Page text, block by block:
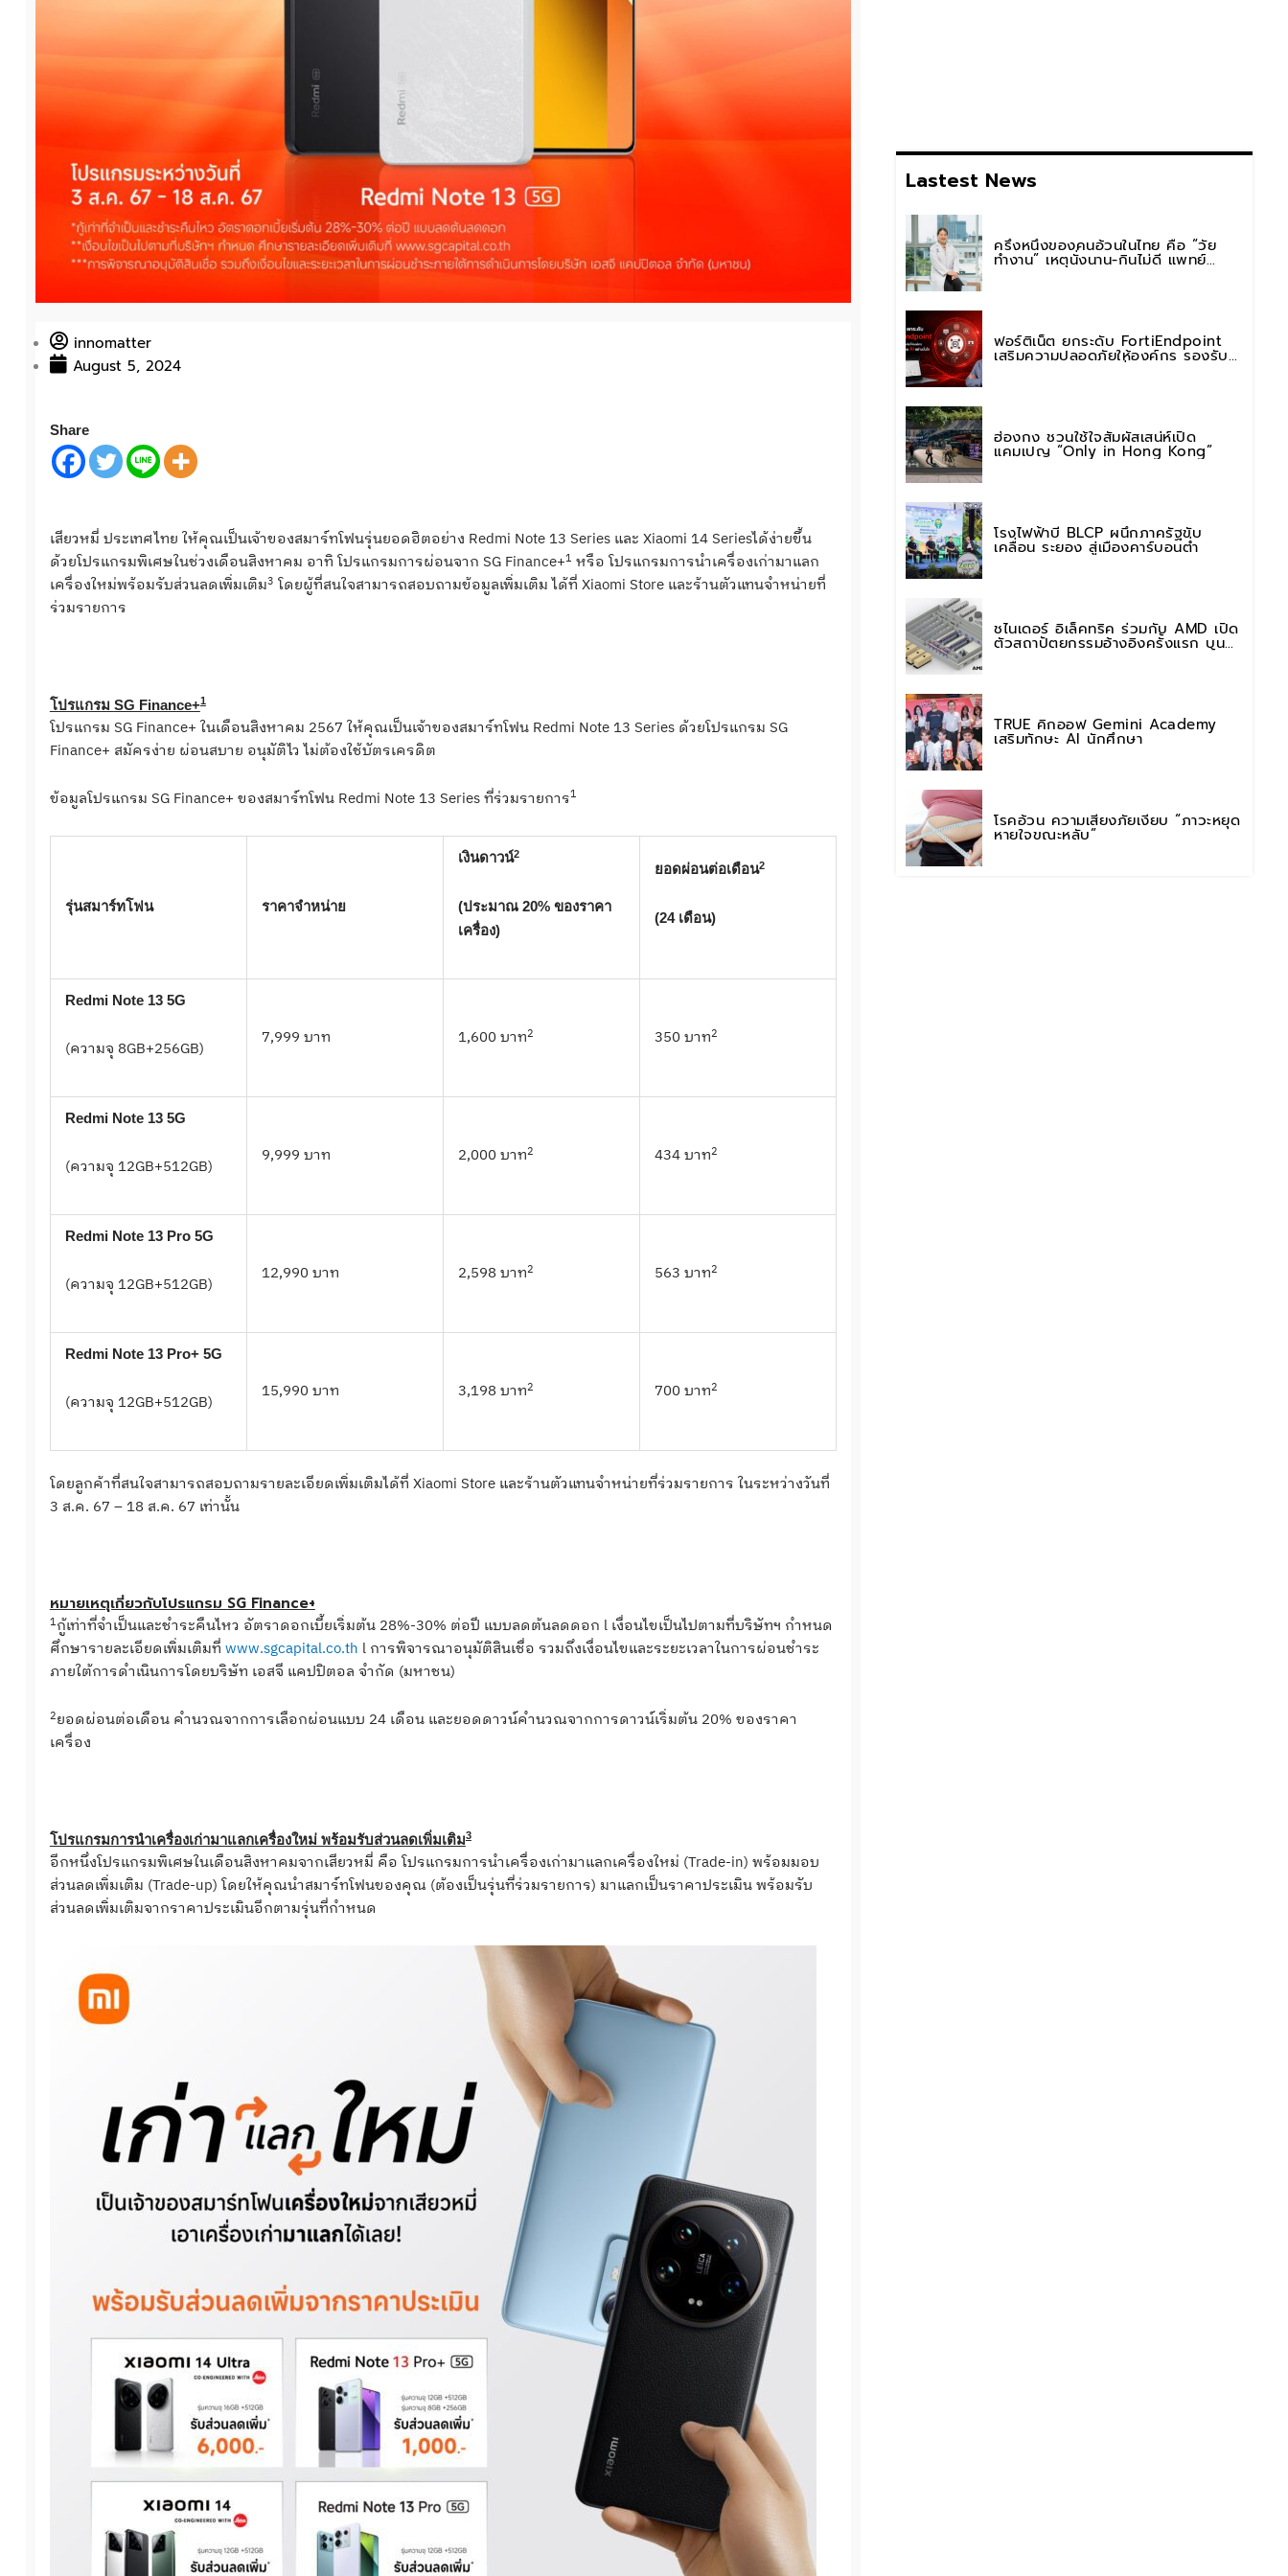
innomatter
August 5, 2024
Share
เสียวหมี่ ประเทศไทย ให้คุณเป็นเจ้าของสมาร์ทโฟนรุ่นยอดฮิตอย่าง Redmi Note 13 Series และ Xiaomi 14 Seriesได้ง่ายขึ้น
ด้วยโปรแกรมพิเศษในช่วงเดือนสิงหาคม อาทิ โปรแกรมการผ่อนจาก SG Finance+1 หรือ โปรแกรมการนำเครื่องเก่ามาแลก
เครื่องใหม่พร้อมรับส่วนลดเพิ่มเติม3 โดยผู้ที่สนใจสามารถสอบถามข้อมูลเพิ่มเติม ได้ที่ Xiaomi Store และร้านตัวแทนจำหน่ายที่
ร่วมรายการ
โปรแกรม SG Finance+1
โปรแกรม SG Finance+ ในเดือนสิงหาคม 2567 ให้คุณเป็นเจ้าของสมาร์ทโฟน Redmi Note 13 Series ด้วยโปรแกรม SG
Finance+ สมัครง่าย ผ่อนสบาย อนุมัติไว ไม่ต้องใช้บัตรเครดิต
ข้อมูลโปรแกรม SG Finance+ ของสมาร์ทโฟน Redmi Note 13 Series ที่ร่วมรายการ1
รุ่นสมาร์ทโฟน ราคาจำหน่าย
เงินดาวน์2
(ประมาณ 20% ของราคา
เครื่อง)
ยอดผ่อนต่อเดือน2
(24 เดือน)
Redmi Note 13 5G
(ความจุ 8GB+256GB) 7,999 บาท 1,600 บาท2 350 บาท2
Redmi Note 13 5G
(ความจุ 12GB+512GB) 9,999 บาท 2,000 บาท2 434 บาท2
Redmi Note 13 Pro 5G
(ความจุ 12GB+512GB) 12,990 บาท 2,598 บาท2 563 บาท2
Redmi Note 13 Pro+ 5G
(ความจุ 12GB+512GB) 15,990 บาท 3,198 บาท2 700 บาท2
โดยลูกค้าที่สนใจสามารถสอบถามรายละเอียดเพิ่มเติมได้ที่ Xiaomi Store และร้านตัวแทนจำหน่ายที่ร่วมรายการ ในระหว่างวันที่
3 ส.ค. 67 – 18 ส.ค. 67 เท่านั้น
หมายเหตุเกี่ยวกับโปรแกรม SG Finance+
1กู้เท่าที่จำเป็นและชำระคืนไหว อัตราดอกเบี้ยเริ่มต้น 28%-30% ต่อปี แบบลดต้นลดดอก l เงื่อนไขเป็นไปตามที่บริษัทฯ กำหนด
ศึกษารายละเอียดเพิ่มเติมที่ www.sgcapital.co.th l การพิจารณาอนุมัติสินเชื่อ รวมถึงเงื่อนไขและระยะเวลาในการผ่อนชำระ
ภายใต้การดำเนินการโดยบริษัท เอสจี แคปปิตอล จำกัด (มหาชน)
2ยอดผ่อนต่อเดือน คำนวณจากการเลือกผ่อนแบบ 24 เดือน และยอดดาวน์คำนวณจากการดาวน์เริ่มต้น 20% ของราคา
เครื่อง
โปรแกรมการนำเครื่องเก่ามาแลกเครื่องใหม่ พร้อมรับส่วนลดเพิ่มเติม3
อีกหนึ่งโปรแกรมพิเศษในเดือนสิงหาคมจากเสียวหมี่ คือ โปรแกรมการนำเครื่องเก่ามาแลกเครื่องใหม่ (Trade-in) พร้อมมอบ
ส่วนลดเพิ่มเติม (Trade-up) โดยให้คุณนำสมาร์ทโฟนของคุณ (ต้องเป็นรุ่นที่ร่วมรายการ) มาแลกเป็นราคาประเมิน พร้อมรับ
ส่วนลดเพิ่มเติมจากราคาประเมินอีกตามรุ่นที่กำหนด
Lastest News
ครึ่งหนึ่งของคนอ้วนในไทย คือ “วัย
ทำงาน” เหตุนั่งนาน-กินไม่ดี แพทย์
รพ.วิมุต พหลโยธิน เตือน “อย่าดูแค่เลข
ฟอร์ติเน็ต ยกระดับ FortiEndpoint
เสริมความปลอดภัยให้องค์กร รองรับ
ฮ่องกง ชวนใช้ใจสัมผัสเสน่ห์เปิด
แคมเปญ “Only in Hong Kong”
โรงไฟฟ้าบี BLCP ผนึกภาครัฐขับ
เคลื่อน ระยอง สู่เมืองคาร์บอนต่ำ
ชไนเดอร์ อิเล็คทริค ร่วมกับ AMD เปิด
ตัวสถาปัตยกรรมอ้างอิงครั้งแรก บน
แพลตฟอร์ม “Helios” เร่งการติดตั้งใช้
TRUE คิกออฟ Gemini Academy
เสริมทักษะ AI นักศึกษา
โรคอ้วน ความเสี่ยงภัยเงียบ “ภาวะหยุด
หายใจขณะหลับ”